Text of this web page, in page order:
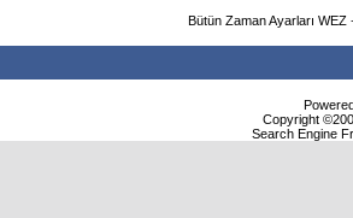
Bütün Zaman Ayarları
Copyright
Search Engine